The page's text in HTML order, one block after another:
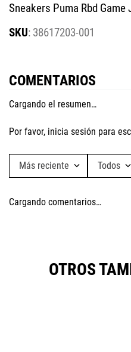
Sneakers Puma Rbd
: 38617203-001
COMENTARIOS
Cargando el resumen…
Por favor, inicia sesión para
Más reciente Todos
Cargando comentarios…
OTROS